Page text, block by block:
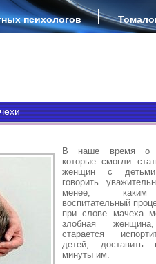
психологов
В наше время о
которые смогли
женщин с
говорить
менее,
воспитательный
при слове мачеха
злобная
старается
детей, доставить
минуты им.